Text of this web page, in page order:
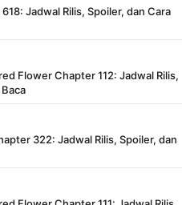
Jadwal Rilis, Spoiler, dan Cara
Flower Chapter 112: Jadwal Rilis,
322: Jadwal Rilis, Spoiler, dan